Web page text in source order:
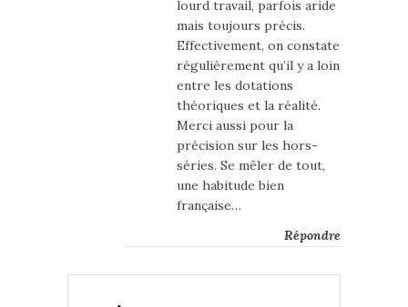
lourd travail, parfois aride
mais toujours précis.
Effectivement, on constate
régulièrement qu’il y a loin
entre les dotations
théoriques et la réalité.
Merci aussi pour la
précision sur les hors-
séries. Se mêler de tout,
une habitude bien
française…
Répondre